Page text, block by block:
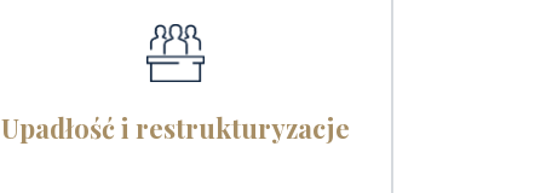
Upadłość i restrukturyzacje